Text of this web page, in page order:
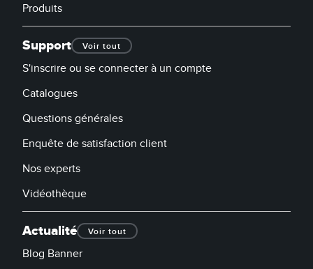
Produits
Support Voir tout
S'inscrire ou se connecter à un compte
Catalogues
Questions générales
Enquête de satisfaction client
Nos experts
Vidéothèque
Actualité Voir tout
Blog Banner